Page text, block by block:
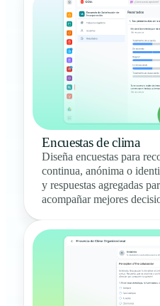
Encuestas de clima
Diseña encuestas para
continua, anónima o
y respuestas agregadas
acompañar mejores